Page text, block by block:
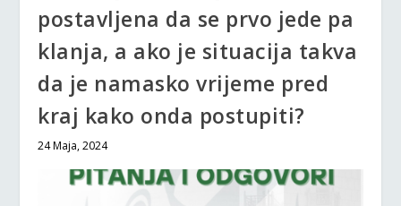
postavljena da se prvo jede pa
klanja, a ako je situacija takva
da je namasko vrijeme pred
kraj kako onda postupiti?
24 Maja, 2024